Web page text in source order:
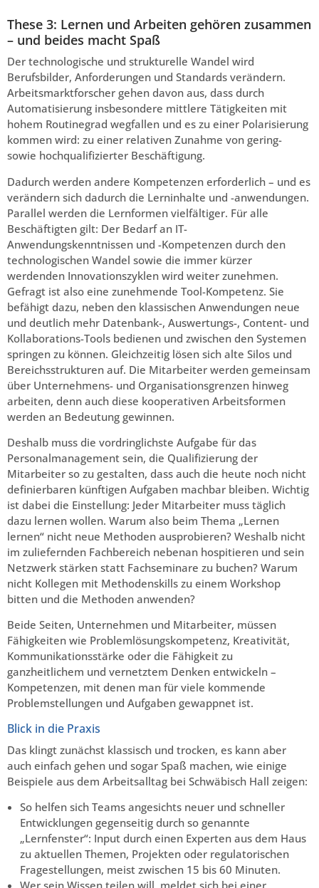
These 3: Lernen und Arbeiten gehören zusammen
– und beides macht Spaß
Der technologische und strukturelle Wandel wird
Berufsbilder, Anforderungen und Standards verändern.
Arbeitsmarktforscher gehen davon aus, dass durch
Automatisierung insbesondere mittlere Tätigkeiten mit
hohem Routinegrad wegfallen und es zu einer Polarisierung
kommen wird: zu einer relativen Zunahme von gering-
sowie hochqualifizierter Beschäftigung.
Dadurch werden andere Kompetenzen erforderlich – und es
verändern sich dadurch die Lerninhalte und -anwendungen.
Parallel werden die Lernformen vielfältiger. Für alle
Beschäftigten gilt: Der Bedarf an IT-
Anwendungskenntnissen und -Kompetenzen durch den
technologischen Wandel sowie die immer kürzer
werdenden Innovationszyklen wird weiter zunehmen.
Gefragt ist also eine zunehmende Tool-Kompetenz. Sie
befähigt dazu, neben den klassischen Anwendungen neue
und deutlich mehr Datenbank-, Auswertungs-, Content- und
Kollaborations-Tools bedienen und zwischen den Systemen
springen zu können. Gleichzeitig lösen sich alte Silos und
Bereichsstrukturen auf. Die Mitarbeiter werden gemeinsam
über Unternehmens- und Organisationsgrenzen hinweg
arbeiten, denn auch diese kooperativen Arbeitsformen
werden an Bedeutung gewinnen.
Deshalb muss die vordringlichste Aufgabe für das
Personalmanagement sein, die Qualifizierung der
Mitarbeiter so zu gestalten, dass auch die heute noch nicht
definierbaren künftigen Aufgaben machbar bleiben. Wichtig
ist dabei die Einstellung: Jeder Mitarbeiter muss täglich
dazu lernen wollen. Warum also beim Thema „Lernen
lernen“ nicht neue Methoden ausprobieren? Weshalb nicht
im zuliefernden Fachbereich nebenan hospitieren und sein
Netzwerk stärken statt Fachseminare zu buchen? Warum
nicht Kollegen mit Methodenskills zu einem Workshop
bitten und die Methoden anwenden?
Beide Seiten, Unternehmen und Mitarbeiter, müssen
Fähigkeiten wie Problemlösungskompetenz, Kreativität,
Kommunikationsstärke oder die Fähigkeit zu
ganzheitlichem und vernetztem Denken entwickeln –
Kompetenzen, mit denen man für viele kommende
Problemstellungen und Aufgaben gewappnet ist.
Blick in die Praxis
Das klingt zunächst klassisch und trocken, es kann aber
auch einfach gehen und sogar Spaß machen, wie einige
Beispiele aus dem Arbeitsalltag bei Schwäbisch Hall zeigen:
So helfen sich Teams angesichts neuer und schneller
Entwicklungen gegenseitig durch so genannte
„Lernfenster“: Input durch einen Experten aus dem Haus
zu aktuellen Themen, Projekten oder regulatorischen
Fragestellungen, meist zwischen 15 bis 60 Minuten.